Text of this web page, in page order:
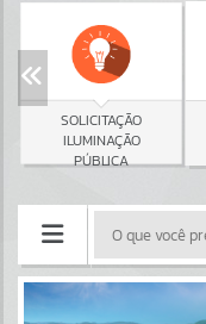
SOLICITAÇÃO
ILUMINAÇÃO
PÚBLICA